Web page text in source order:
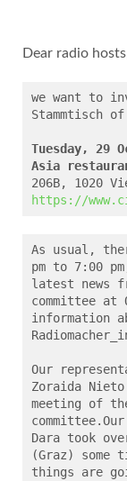
Dear radio
we want to
Stammtisch
Tuesday, 29
Asia
https://
As usual,
pm to 7:00
latest news
committee at
information
Our
Zoraida
meeting of
Dara took
(Graz) some
things are